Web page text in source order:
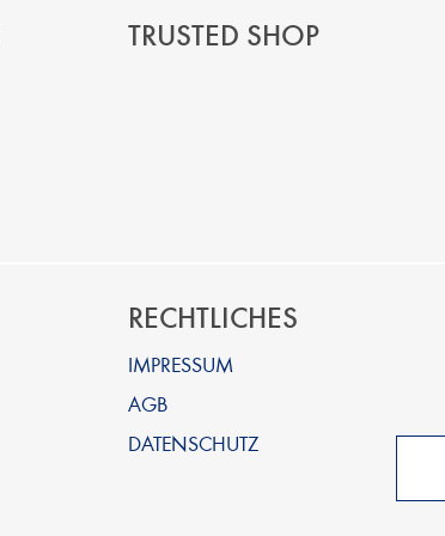
TRUSTED SHOP
RECHTLICHES
IMPRESSUM
AGB
DATENSCHUTZ